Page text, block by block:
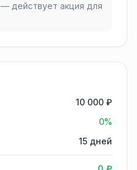
— действует акция для
10 000 ₽
0%
15 дней